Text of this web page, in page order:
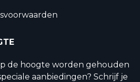
de hoogte worden gehouden
aanbiedingen? Schrijf je